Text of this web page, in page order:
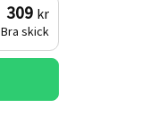
309 kr
Bra skick